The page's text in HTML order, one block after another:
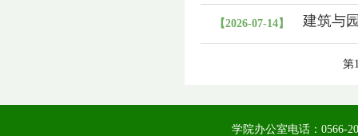
【2026-07-14】 建筑与
第
学院办公室电话：0566-